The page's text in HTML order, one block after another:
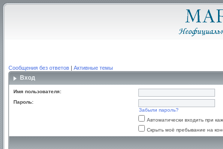
Сообщения без ответов | Активные темы
Вход
Имя пользователя:
Пароль:
Забыли пароль?
Автоматически входить при
Скрыть моё пребывание на